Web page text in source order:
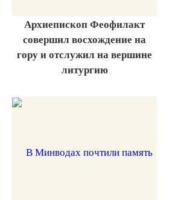
Архиепископ Феофилакт
совершил восхождение на
гору и отслужил на вершине
литургию